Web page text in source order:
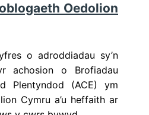
Oedolion
o adroddiadau sy’n
achosion o Brofiadau
Plentyndod (ACE) ym
Cymru a’u heffaith ar